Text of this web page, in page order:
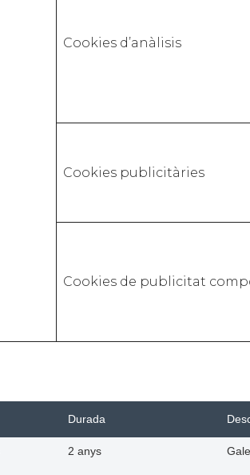
Cookies d’anàlisis
Cookies publicitàries
Cookies de publicitat
Durada
2 anys